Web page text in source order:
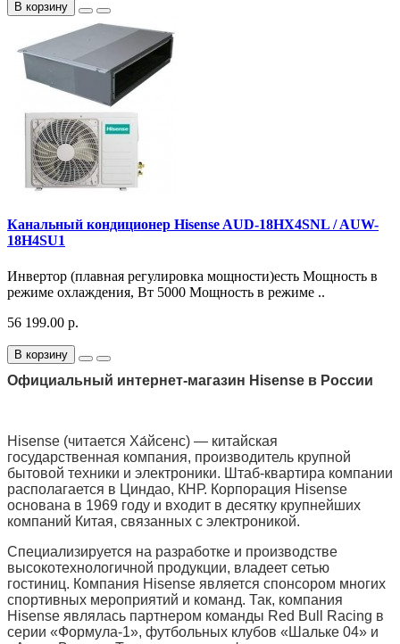
В корзину
Канальный кондиционер Hisense AUD-18HX4SNL / AUW-
18H4SU1
Инвертор (плавная регулировка мощности)есть Мощность в
режиме охлаждения, Вт 5000 Мощность в режиме ..
56 199.00 р.
В корзину
Официальный интернет-магазин Hisense в России
Hisense (читается Ха́йсенс) — китайская
государственная компания, производитель крупной
бытовой техники и электроники. Штаб-квартира компании
располагается в Циндао, КНР. Корпорация Hisense
основана в 1969 году и входит в десятку крупнейших
компаний Китая, связанных с электроникой.
Специализируется на разработке и производстве
высокотехнологичной продукции, владеет сетью
гостиниц. Компания Hisense является спонсором многих
спортивных мероприятий и команд. Так, компания
Hisense являлась партнером команды Red Bull Racing в
серии «Формула-1», футбольных клубов «Шальке 04» и